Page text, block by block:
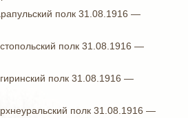
полк 31.08.1916 —
полк 31.08.1916 —
полк 31.08.1916 —
полк 31.08.1916 —